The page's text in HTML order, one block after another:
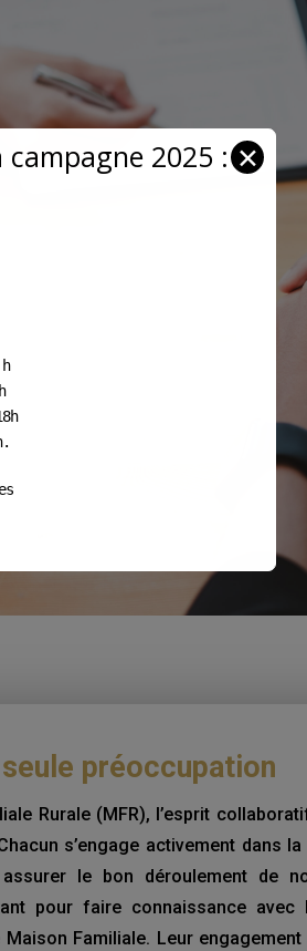
préoccupation
Rurale (MFR), l’esprit
s’engage activement dans
le bon déroulement de
pour faire connaissance avec
Familiale. Leur
2025 : ✕